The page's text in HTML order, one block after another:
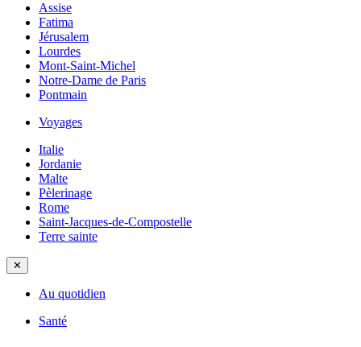
Assise
Fatima
Jérusalem
Lourdes
Mont-Saint-Michel
Notre-Dame de Paris
Pontmain
Voyages
Italie
Jordanie
Malte
Pèlerinage
Rome
Saint-Jacques-de-Compostelle
Terre sainte
✕
Au quotidien
Santé